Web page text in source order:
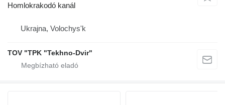
Homlokrakodó kanál
Ukrajna, Volochys'k
TOV "TPK "Tekhno-Dvir"